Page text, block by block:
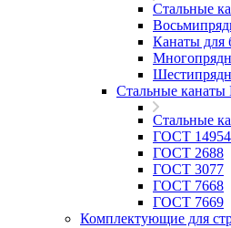
Стальные
Канаты для
Стальные
Стальные
ГОСТ 14954
ГОСТ 2688
ГОСТ 3077
ГОСТ 7668
ГОСТ 7669
Комплектующие для